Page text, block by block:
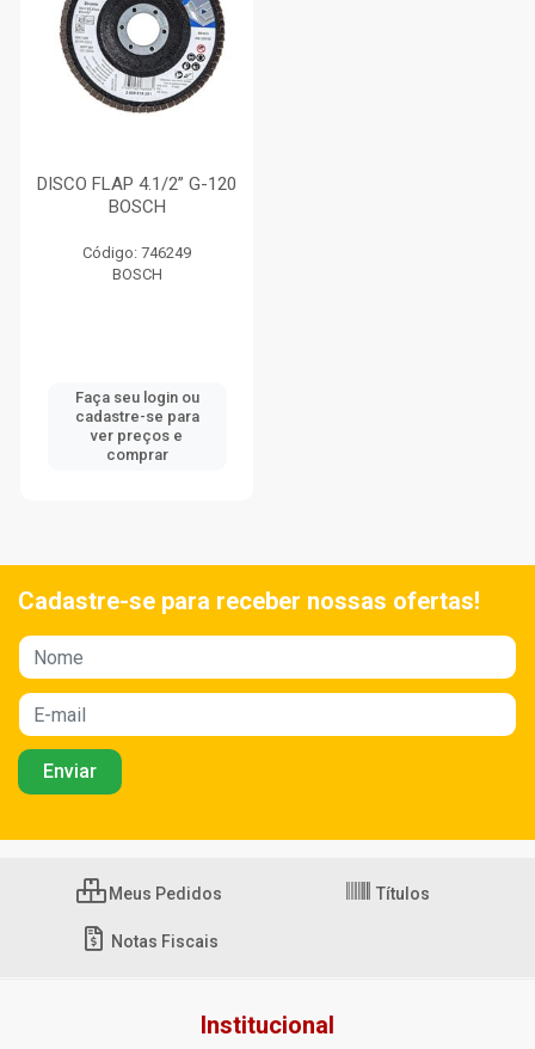
DISCO FLAP 4.1/2” G-120
BOSCH
Código: 746249
BOSCH
Faça seu login ou
cadastre-se para
ver preços e
comprar
Cadastre-se para receber nossas ofertas!
Meus Pedidos Títulos
Notas Fiscais
Institucional